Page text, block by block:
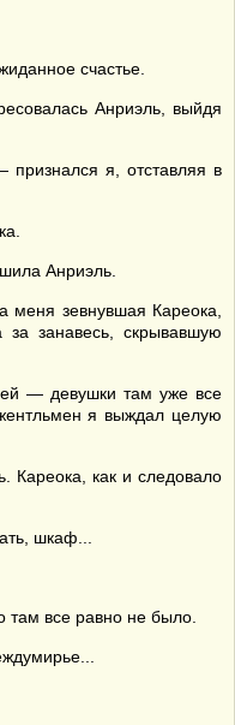
счастье.
Анриэль, выйдя
я, отставляя в
Анриэль.
зевнувшая Кареока,
занавесь, скрывавшую
— девушки там уже все
я выждал целую
Кареока, как и следовало
шкаф...
там все равно не было.